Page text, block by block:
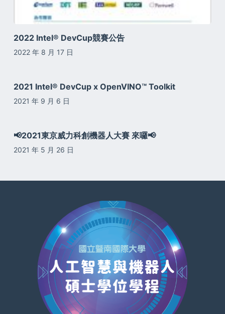
2022 Intel® DevCup競賽公告
2022 年 8 月 17 日
2021 Intel® DevCup x OpenVINO™ Toolkit
2021 年 9 月 6 日
📢2021東京威力科創機器人大賽 來囉📢
2021 年 5 月 26 日